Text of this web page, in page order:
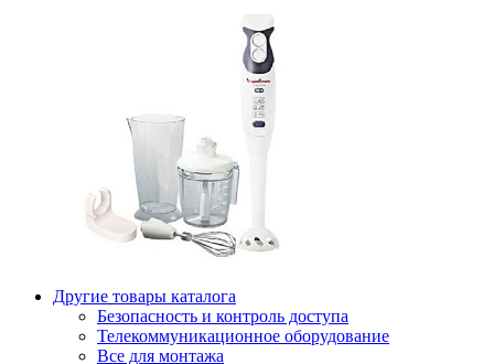
Другие товары каталога
Безопасность и контроль доступа
Телекоммуникационное оборудование
Все для монтажа